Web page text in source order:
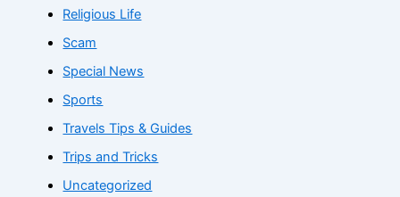
Religious Life
Scam
Special News
Sports
Travels Tips & Guides
Trips and Tricks
Uncategorized